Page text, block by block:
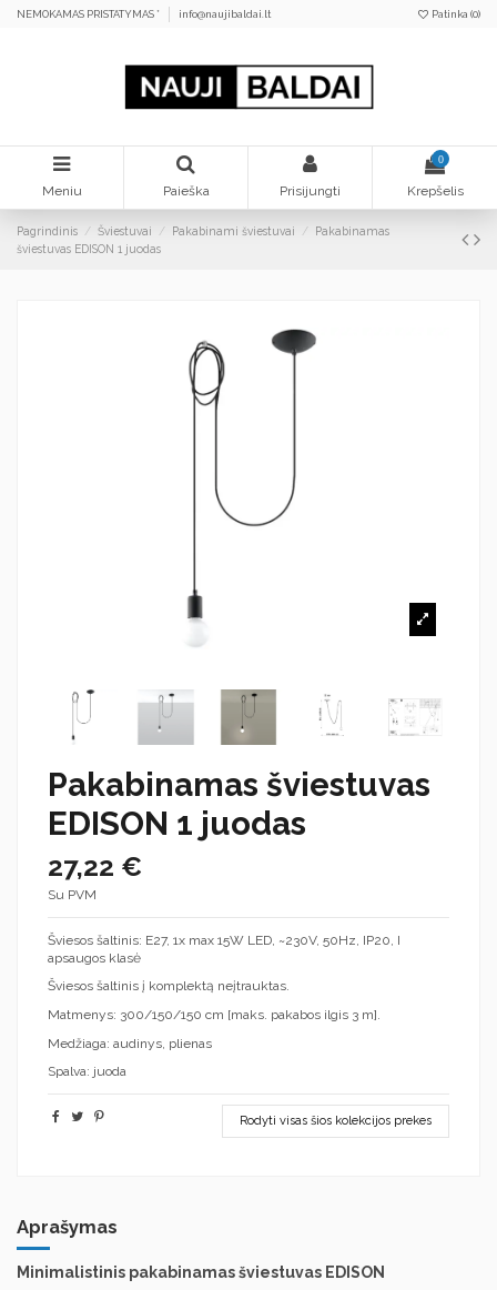
NEMOKAMAS PRISTATYMAS * info@naujibaldai.lt Patinka (0)
Meniu Paieška Prisijungti
0
Krepšelis
Pagrindinis Šviestuvai Pakabinami šviestuvai
Pakabinamas
šviestuvas EDISON 1 juodas
Pakabinamas šviestuvas
EDISON 1 juodas
27,22 €
Su PVM
Šviesos šaltinis: E27, 1x max 15W LED, ~230V, 50Hz, IP20, I
apsaugos klasė
Šviesos šaltinis į komplektą neįtrauktas.
Matmenys: 300/150/150 cm [maks. pakabos ilgis 3 m].
Medžiaga: audinys, plienas
Spalva: juoda
Rodyti visas šios kolekcijos prekes
Aprašymas
Minimalistinis pakabinamas šviestuvas EDISON